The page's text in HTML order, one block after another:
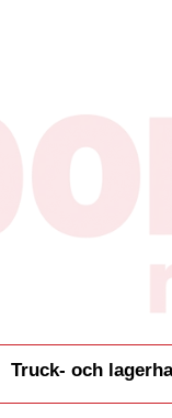
Truck- och